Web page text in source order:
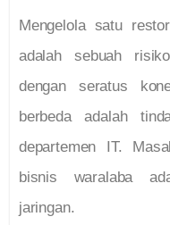
Mengelola satu
adalah sebuah
dengan seratus
berbeda adalah
departemen IT.
bisnis waralaba
jaringan.